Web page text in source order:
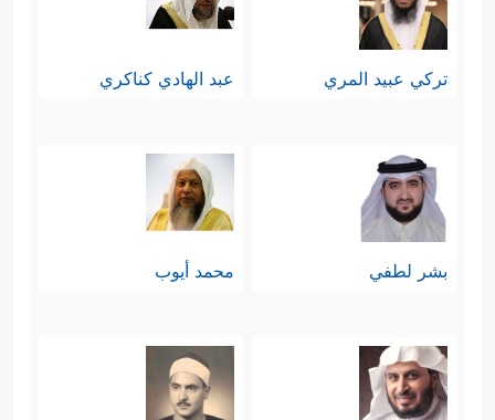
تركي عبيد المري عبد الهادي كناكري
بشر لطفي محمد أيوب